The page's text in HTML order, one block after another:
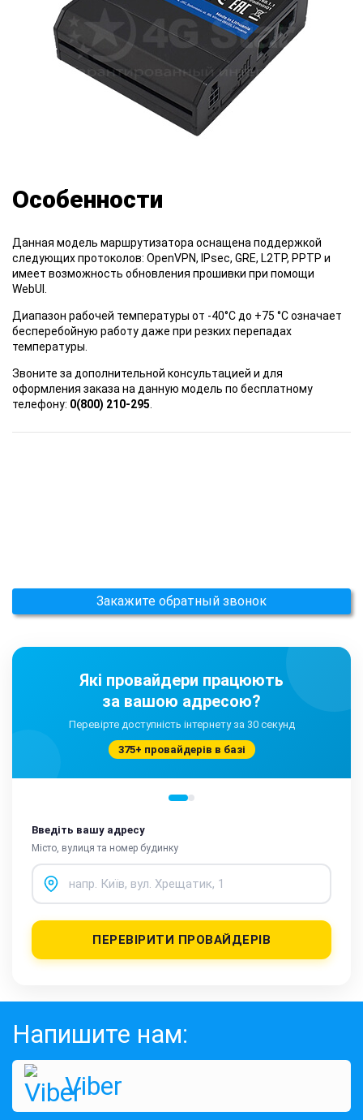
Особенности
Данная модель маршрутизатора оснащена поддержкой
следующих протоколов: OpenVPN, IPsec, GRE, L2TP, PPTP и
имеет возможность обновления прошивки при помощи
WebUI.
Диапазон рабочей температуры от -40°C до +75 °C означает
бесперебойную работу даже при резких перепадах
температуры.
Звоните за дополнительной консультацией и для
оформления заказа на данную модель по бесплатному
телефону: 0(800) 210-295
Закажите обратный звонок
Які провайдери працюють
за вашою адресою?
Перевірте доступність інтернету за 30 секунд
375+ провайдерів в базі
Введіть вашу адресу
Місто, вулиця та номер будинку
ПЕРЕВІРИТИ ПРОВАЙДЕРІВ
Напишите нам:
Viber